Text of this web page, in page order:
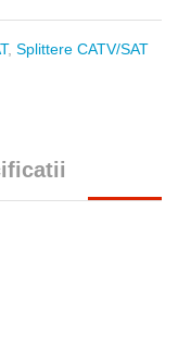
, Splittere CATV/SAT